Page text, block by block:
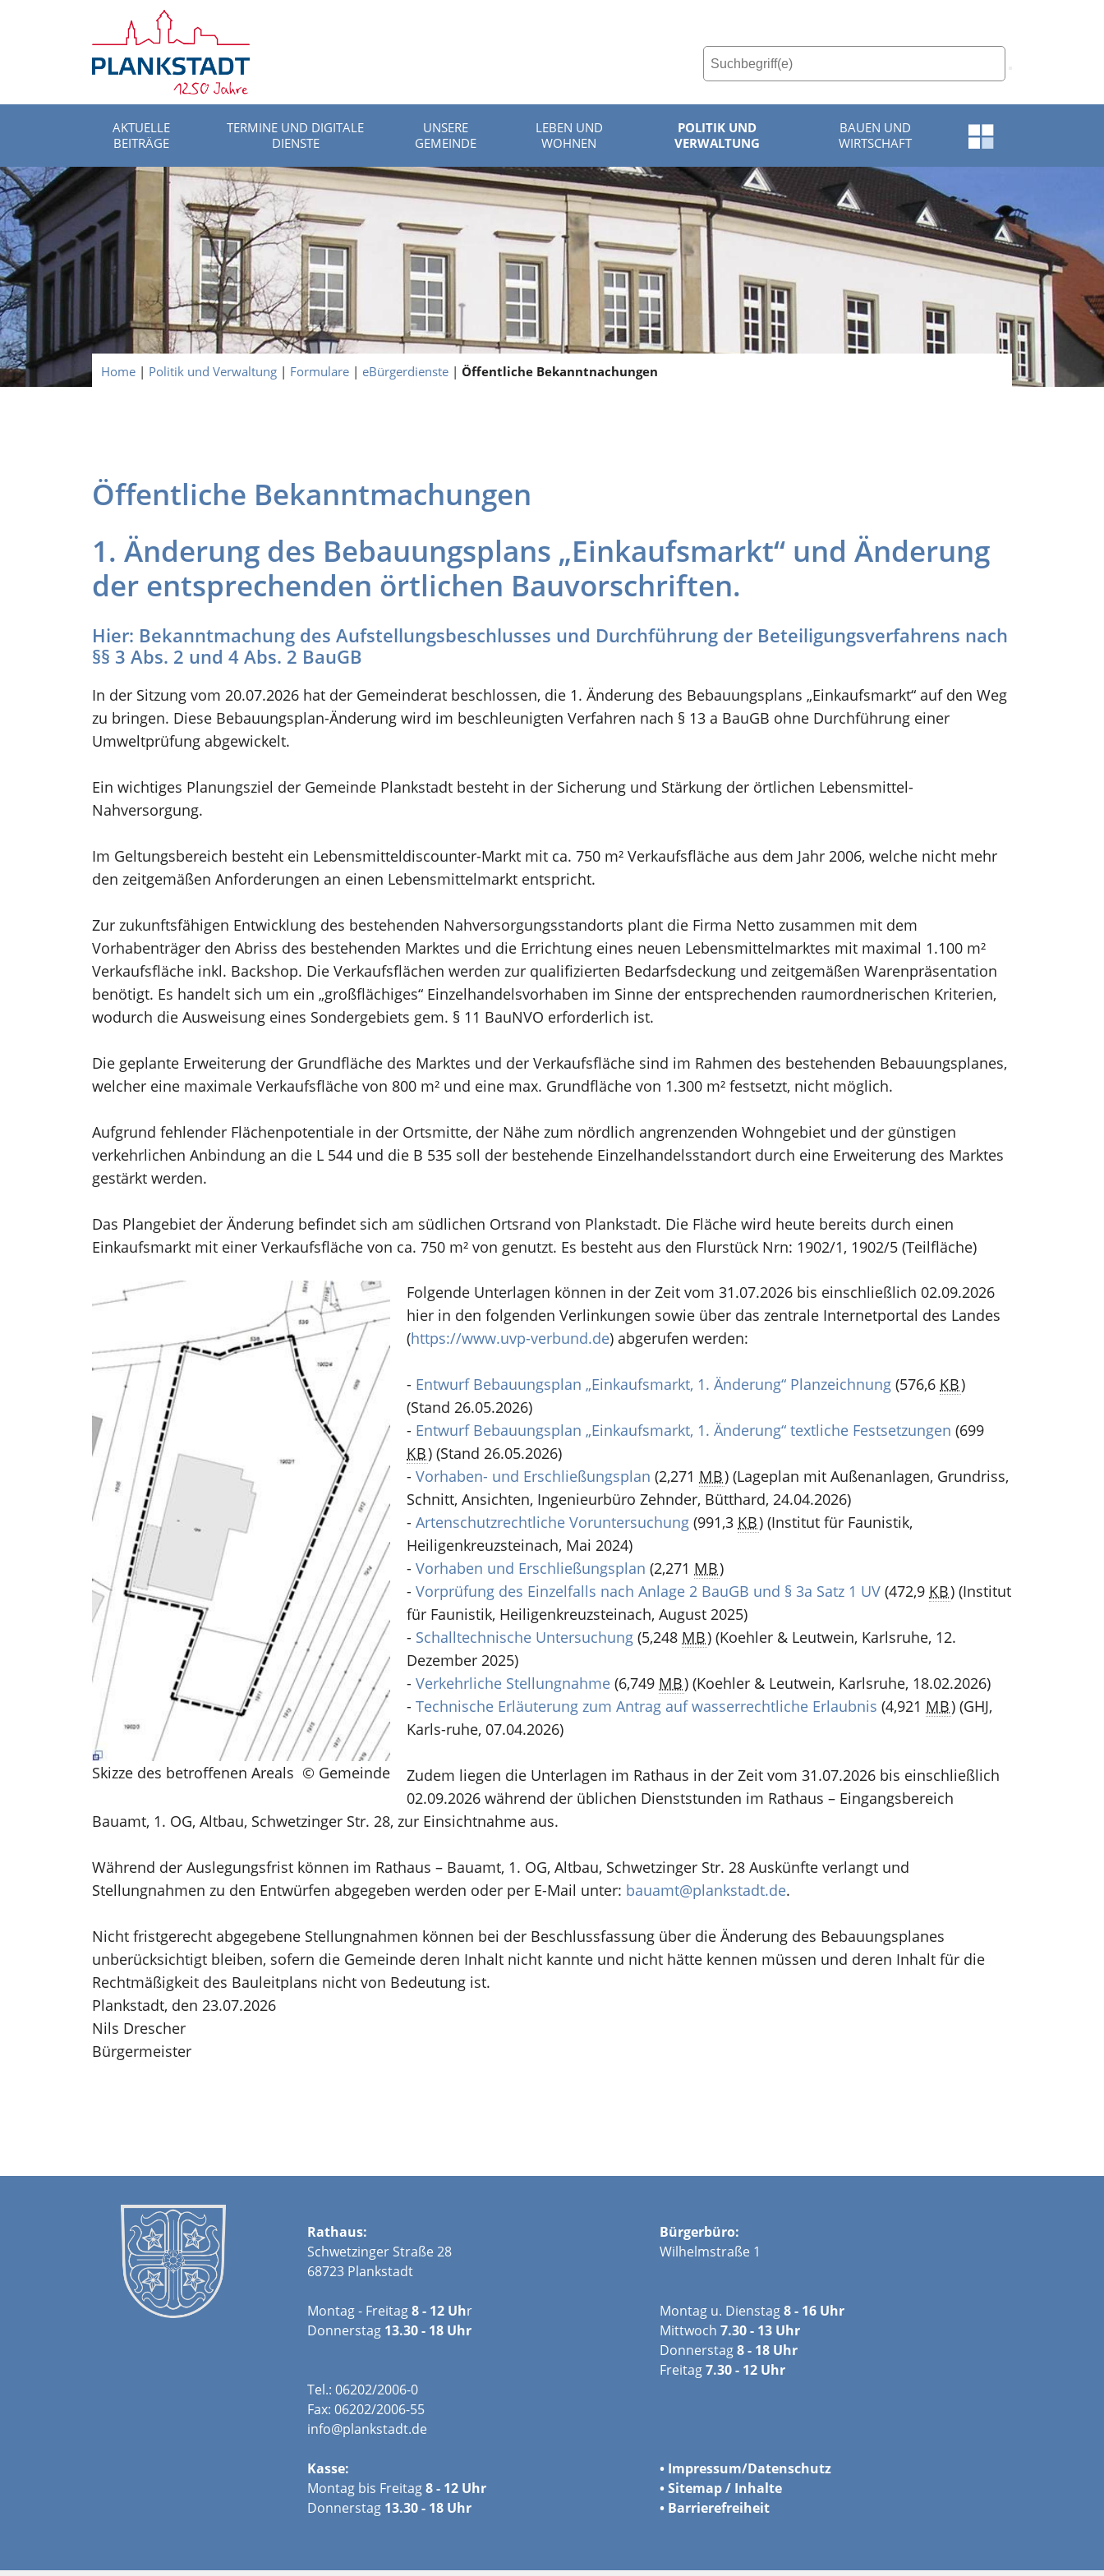
AKTUELLE
BEITRÄGE
TERMINE UND DIGITALE
DIENSTE
UNSERE
GEMEINDE
LEBEN UND
WOHNEN
POLITIK UND
VERWALTUNG
BAUEN UND
WIRTSCHAFT
Schnellzugriff-
Menü
Home | Politik und Verwaltung | Formulare | eBürgerdienste |Öffentliche Bekanntnachungen
Öffentliche Bekanntmachungen
1. Änderung des Bebauungsplans „Einkaufsmarkt“ und Änderung
der entsprechenden örtlichen Bauvorschriften.
Hier: Bekanntmachung des Aufstellungsbeschlusses und Durchführung der Beteiligungsverfahrens nach
§§ 3 Abs. 2 und 4 Abs. 2 BauGB
In der Sitzung vom 20.07.2026 hat der Gemeinderat beschlossen, die 1. Änderung des Bebauungsplans „Einkaufsmarkt“ auf den Weg
zu bringen. Diese Bebauungsplan-Änderung wird im beschleunigten Verfahren nach § 13 a BauGB ohne Durchführung einer
Umweltprüfung abgewickelt.
Ein wichtiges Planungsziel der Gemeinde Plankstadt besteht in der Sicherung und Stärkung der örtlichen Lebensmittel-
Nahversorgung.
Im Geltungsbereich besteht ein Lebensmitteldiscounter-Markt mit ca. 750 m² Verkaufsfläche aus dem Jahr 2006, welche nicht mehr
den zeitgemäßen Anforderungen an einen Lebensmittelmarkt entspricht.
Zur zukunftsfähigen Entwicklung des bestehenden Nahversorgungsstandorts plant die Firma Netto zusammen mit dem
Vorhabenträger den Abriss des bestehenden Marktes und die Errichtung eines neuen Lebensmittelmarktes mit maximal 1.100 m²
Verkaufsfläche inkl. Backshop. Die Verkaufsflächen werden zur qualifizierten Bedarfsdeckung und zeitgemäßen Warenpräsentation
benötigt. Es handelt sich um ein „großflächiges“ Einzelhandelsvorhaben im Sinne der entsprechenden raumordnerischen Kriterien,
wodurch die Ausweisung eines Sondergebiets gem. § 11 BauNVO erforderlich ist.
Die geplante Erweiterung der Grundfläche des Marktes und der Verkaufsfläche sind im Rahmen des bestehenden Bebauungsplanes,
welcher eine maximale Verkaufsfläche von 800 m² und eine max. Grundfläche von 1.300 m² festsetzt, nicht möglich.
Aufgrund fehlender Flächenpotentiale in der Ortsmitte, der Nähe zum nördlich angrenzenden Wohngebiet und der günstigen
verkehrlichen Anbindung an die L 544 und die B 535 soll der bestehende Einzelhandelsstandort durch eine Erweiterung des Marktes
gestärkt werden.
Das Plangebiet der Änderung befindet sich am südlichen Ortsrand von Plankstadt. Die Fläche wird heute bereits durch einen
Einkaufsmarkt mit einer Verkaufsfläche von ca. 750 m² von genutzt. Es besteht aus den Flurstück Nrn: 1902/1, 1902/5 (Teilfläche)
Skizze des betroffenen Areals © Gemeinde
Folgende Unterlagen können in der Zeit vom 31.07.2026 bis einschließlich 02.09.2026
hier in den folgenden Verlinkungen sowie über das zentrale Internetportal des Landes
(https://www.uvp-verbund.de) abgerufen werden:
- Entwurf Bebauungsplan „Einkaufsmarkt, 1. Änderung“ Planzeichnung (576,6 KB)
(Stand 26.05.2026)
- Entwurf Bebauungsplan „Einkaufsmarkt, 1. Änderung“ textliche Festsetzungen (699
KB)(Stand 26.05.2026)
- Vorhaben- und Erschließungsplan (2,271 MB)(Lageplan mit Außenanlagen, Grundriss,
Schnitt, Ansichten, Ingenieurbüro Zehnder, Bütthard, 24.04.2026)
- Artenschutzrechtliche Voruntersuchung (991,3 KB)(Institut für Faunistik,
Heiligenkreuzsteinach, Mai 2024)
- Vorhaben und Erschließungsplan (2,271 MB)
- Vorprüfung des Einzelfalls nach Anlage 2 BauGB und § 3a Satz 1 UV (472,9 KB)(Institut
für Faunistik, Heiligenkreuzsteinach, August 2025)
- Schalltechnische Untersuchung (5,248 MB)(Koehler & Leutwein, Karlsruhe, 12.
Dezember 2025)
- Verkehrliche Stellungnahme (6,749 MB)(Koehler & Leutwein, Karlsruhe, 18.02.2026)
- Technische Erläuterung zum Antrag auf wasserrechtliche Erlaubnis (4,921 MB)(GHJ,
Karls-ruhe, 07.04.2026)
Zudem liegen die Unterlagen im Rathaus in der Zeit vom 31.07.2026 bis einschließlich
02.09.2026 während der üblichen Dienststunden im Rathaus – Eingangsbereich
Bauamt, 1. OG, Altbau, Schwetzinger Str. 28, zur Einsichtnahme aus.
Während der Auslegungsfrist können im Rathaus – Bauamt, 1. OG, Altbau, Schwetzinger Str. 28 Auskünfte verlangt und
Stellungnahmen zu den Entwürfen abgegeben werden oder per E-Mail unter: bauamt@plankstadt.de.
Nicht fristgerecht abgegebene Stellungnahmen können bei der Beschlussfassung über die Änderung des Bebauungsplanes
unberücksichtigt bleiben, sofern die Gemeinde deren Inhalt nicht kannte und nicht hätte kennen müssen und deren Inhalt für die
Rechtmäßigkeit des Bauleitplans nicht von Bedeutung ist.
Plankstadt, den 23.07.2026
Nils Drescher
Bürgermeister
Rathaus:
Schwetzinger Straße 28
68723 Plankstadt
Montag - Freitag8 - 12 Uhr
Donnerstag 13.30 - 18 Uhr
Bürgerbüro:
Wilhelmstraße 1
Montag u. Dienstag8 - 16 Uhr
Mittwoch 7.30 - 13 Uhr
Donnerstag8 - 18 Uhr
Freitag7.30 - 12 Uhr
Tel.: 06202/2006-0
Fax: 06202/2006-55
info@plankstadt.de
Kasse:
Montag bis Freitag8 - 12 Uhr
Donnerstag 13.30 - 18 Uhr
• Impressum/Datenschutz
•Sitemap / Inhalte
• Barrierefreiheit